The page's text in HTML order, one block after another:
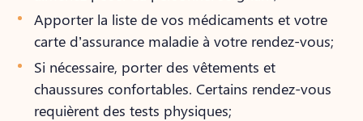
Apporter la liste de vos médicaments et votre
carte d’assurance maladie à votre rendez-vous;
Si nécessaire, porter des vêtements et
chaussures confortables. Certains rendez-vous
requièrent des tests physiques;